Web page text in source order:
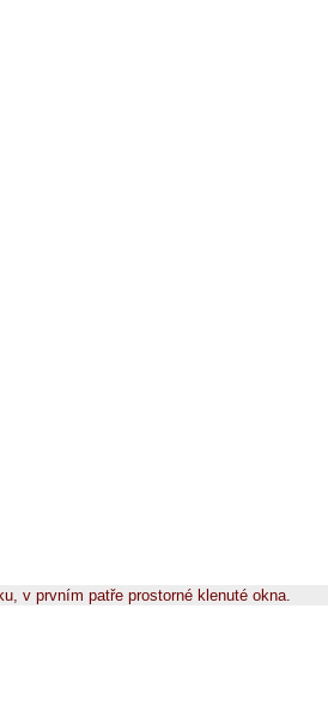
v prvním patře prostorné klenuté okna.